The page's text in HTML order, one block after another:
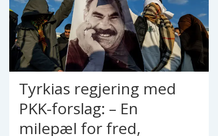
Tyrkias regjering med
PKK-forslag: – En
milepæl for fred,